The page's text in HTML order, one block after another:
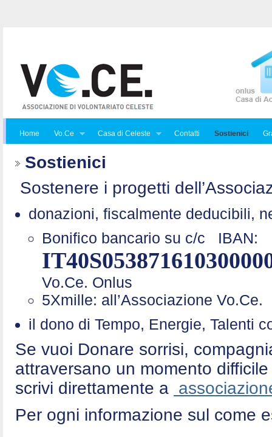
Home Vo.Ce Casa di Celeste Contatti Sostienici
Sostienici
Sostenere i progetti
donazioni, fiscalmente deducibili,
Bonifico bancario su c/c IBAN:
Vo.Ce. Onlus
5Xmille: all’Associazione
il dono di Tempo, Energie, Talenti
Se vuoi Donare sorrisi,
attraversano un momento
scrivi direttamente a
Per ogni informazione sul come